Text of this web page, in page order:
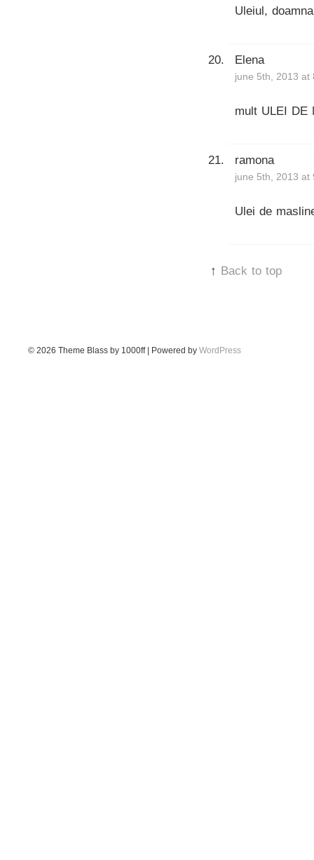
Uleiul,
Elena
june 5th, 2013 at
mult ULEI DE
ramona
june 5th, 2013 at
Ulei de
↑ Back to top
© 2026 Theme Blass by 1000ff | Powered by WordPress